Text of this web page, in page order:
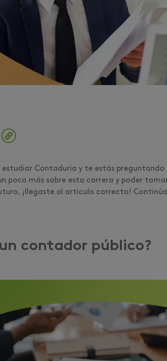
estudiar Contaduría y te estás
poco más sobre esta carrera y poder
¡llegaste al artículo correcto!
contador público?